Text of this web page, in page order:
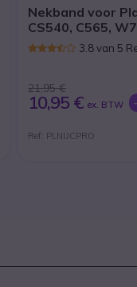
Nekband voor
CS540, C565,
W440
3.8 van 5
21,95 €
10,95 € ex. BTW
Ref: PLNUCPRO